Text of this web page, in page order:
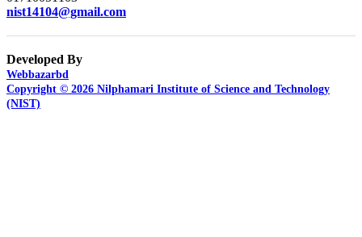
nist14104@gmail.com
Developed By
Webbazarbd
Copyright © 2026 Nilphamari Institute of Science and Technology
(NIST)